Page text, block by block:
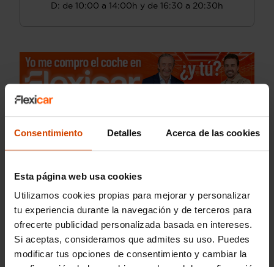
Consentimiento Detalles Acerca de las cookies
Esta página web usa cookies
Utilizamos cookies propias para mejorar y personalizar
tu experiencia durante la navegación y de terceros para
ofrecerte publicidad personalizada basada en intereses.
Si aceptas, consideramos que admites su uso. Puedes
modificar tus opciones de consentimiento y cambiar la
D: de 10:00 a 14:00h y de 16:30 a 20:30h